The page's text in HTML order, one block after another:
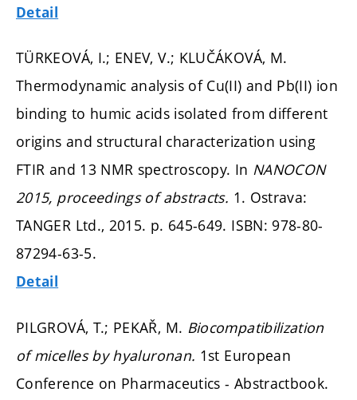
Detail
TÜRKEOVÁ, I.; ENEV, V.; KLUČÁKOVÁ, M.
Thermodynamic analysis of Cu(II) and Pb(II) ion
binding to humic acids isolated from different
origins and structural characterization using
FTIR and 13 NMR spectroscopy. In NANOCON
2015, proceedings of abstracts. 1. Ostrava:
TANGER Ltd., 2015. p. 645-649. ISBN: 978-80-
87294-63-5.
Detail
PILGROVÁ, T.; PEKAŘ, M. Biocompatibilization
of micelles by hyaluronan. 1st European
Conference on Pharmaceutics - Abstractbook.